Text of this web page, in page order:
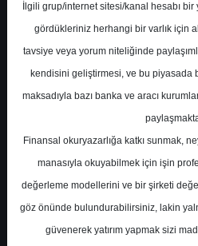
En Yüksek Tahmin
Ortalama Fiyat Tahmini
Ortalama Getiri Potansiyeli
Kurum
11
İlgili grup/internet sitesi/kanal hesabı
gördükleriniz herhangi bir varlık için
tavsiye veya yorum niteliğinde
kendisini geliştirmesi, ve bu piyasada
maksadıyla bazı banka ve aracı
Finansal okuryazarlığa katkı sunmak,
manasıyla okuyabilmek için işin
değerleme modellerini ve bir şirketi
göz önünde bulundurabilirsiniz, lakin
güvenerek yatırım yapmak sizi